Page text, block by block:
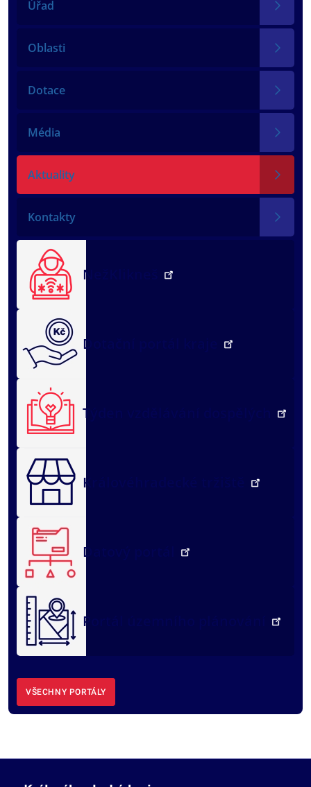
Úřad
Oblasti
Dotace
Média
Aktuality
Kontakty
NežKlikneš
Dotační portál kraje
Týden vzdělávání dospělých
Královéhradecké tržiště
Datový portál
Portál územního plánování
VŠECHNY PORTÁLY